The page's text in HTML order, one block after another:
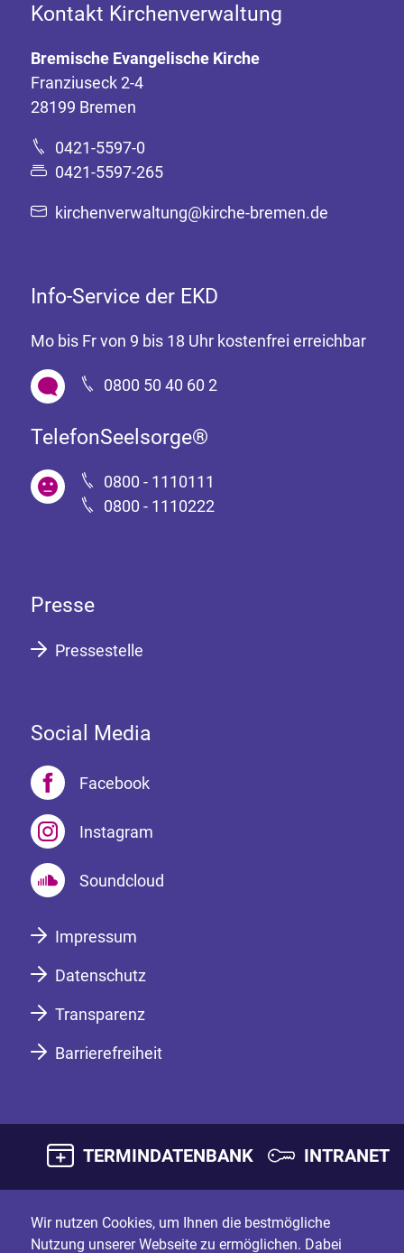
Kontakt Kirchenverwaltung
Bremische Evangelische Kirche
Franziuseck 2-4
28199 Bremen
0421-5597-0
0421-5597-265
kirchenverwaltung@kirche-bremen.de
Info-Service der EKD
Mo bis Fr von 9 bis 18 Uhr kostenfrei erreichbar
0800 50 40 60 2
TelefonSeelsorge®
0800 - 1110111
0800 - 1110222
Presse
Pressestelle
Social Media
Facebook
Instagram
Soundcloud
Impressum
Datenschutz
Transparenz
Barrierefreiheit
TERMINDATENBANK INTRANET
Wir nutzen Cookies, um Ihnen die bestmögliche
Nutzung unserer Webseite zu ermöglichen. Dabei